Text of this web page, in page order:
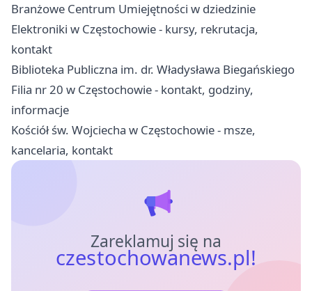
Branżowe Centrum Umiejętności w dziedzinie
Elektroniki w Częstochowie - kursy, rekrutacja,
kontakt
Biblioteka Publiczna im. dr. Władysława Biegańskiego
Filia nr 20 w Częstochowie - kontakt, godziny,
informacje
Kościół św. Wojciecha w Częstochowie - msze,
kancelaria, kontakt
Zareklamuj się na
czestochowanews.pl!